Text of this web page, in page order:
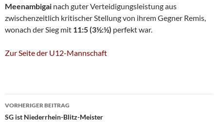
Meenambigai nach guter Verteidigungsleistung aus
zwischenzeitlich kritischer Stellung von ihrem Gegner Remis,
wonach der Sieg mit 11:5 (3½:½) perfekt war.
Zur Seite der U12-Mannschaft
Beitragsnavigation
VORHERIGER BEITRAG
SG ist Niederrhein-Blitz-Meister